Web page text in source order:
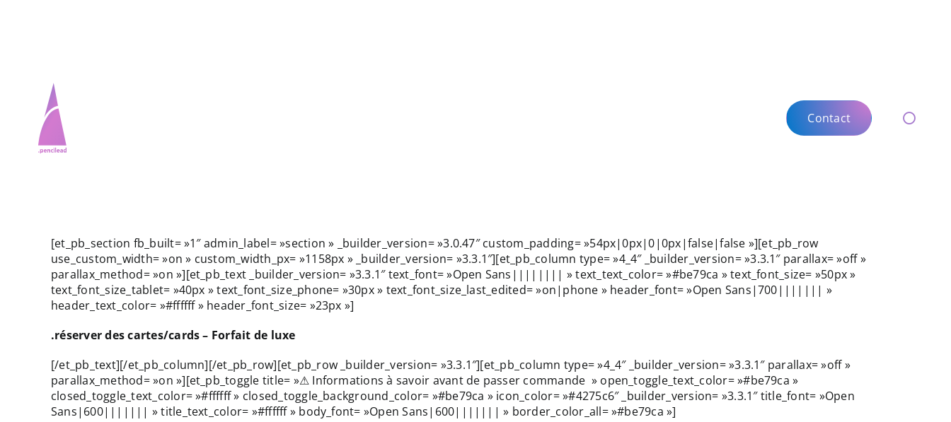
Contact
Toggle
Services
Portfolio
Contact
Toggle
Services
Portfolio
[et_pb_section fb_built= »1″ admin_label= »section » _builder_version= »3.0.47″ custom_padding= »54px|0px|0|0px|false|false »][et_pb_row
use_custom_width= »on » custom_width_px= »1158px » _builder_version= »3.3.1″][et_pb_column type= »4_4″ _builder_version= »3.3.1″ parallax= »off »
parallax_method= »on »][et_pb_text _builder_version= »3.3.1″ text_font= »Open Sans|||||||| » text_text_color= »#be79ca » text_font_size= »50px »
text_font_size_tablet= »40px » text_font_size_phone= »30px » text_font_size_last_edited= »on|phone » header_font= »Open Sans|700||||||| »
header_text_color= »#ffffff » header_font_size= »23px »]
.réserver des cartes/cards – Forfait de luxe
[/et_pb_text][/et_pb_column][/et_pb_row][et_pb_row _builder_version= »3.3.1″][et_pb_column type= »4_4″ _builder_version= »3.3.1″ parallax= »off »
parallax_method= »on »][et_pb_toggle title= »⚠ Informations à savoir avant de passer commande » open_toggle_text_color= »#be79ca »
closed_toggle_text_color= »#ffffff » closed_toggle_background_color= »#be79ca » icon_color= »#4275c6″ _builder_version= »3.3.1″ title_font= »Open
Sans|600||||||| » title_text_color= »#ffffff » body_font= »Open Sans|600||||||| » border_color_all= »#be79ca »]